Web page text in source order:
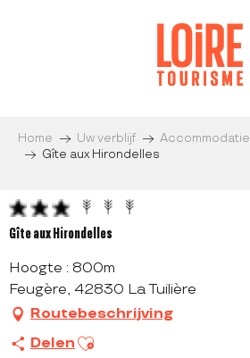
Home Uw verblijf Accommodatie
Gîte aux Hirondelles
Gîte aux Hirondelles
Hoogte : 800m
Feugère, 42830 La Tuilière
Routebeschrijving
Delen Ajouter aux favoris